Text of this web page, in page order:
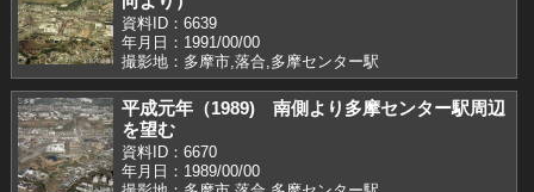
資料ID：6639
年月日：1991/00/00
撮影地：多摩市,落合,多摩センター駅
平成元年（1989) 南側より多摩センター駅周辺
を望む
資料ID：6670
年月日：1989/00/00